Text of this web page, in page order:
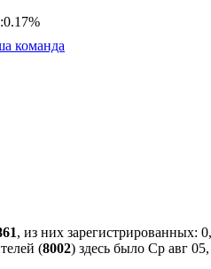
команда
, из них зарегистрированных:
(8002) здесь было Ср авг